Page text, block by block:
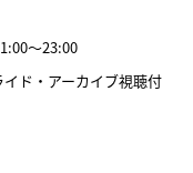
〜23:00
ド・アーカイブ視聴付